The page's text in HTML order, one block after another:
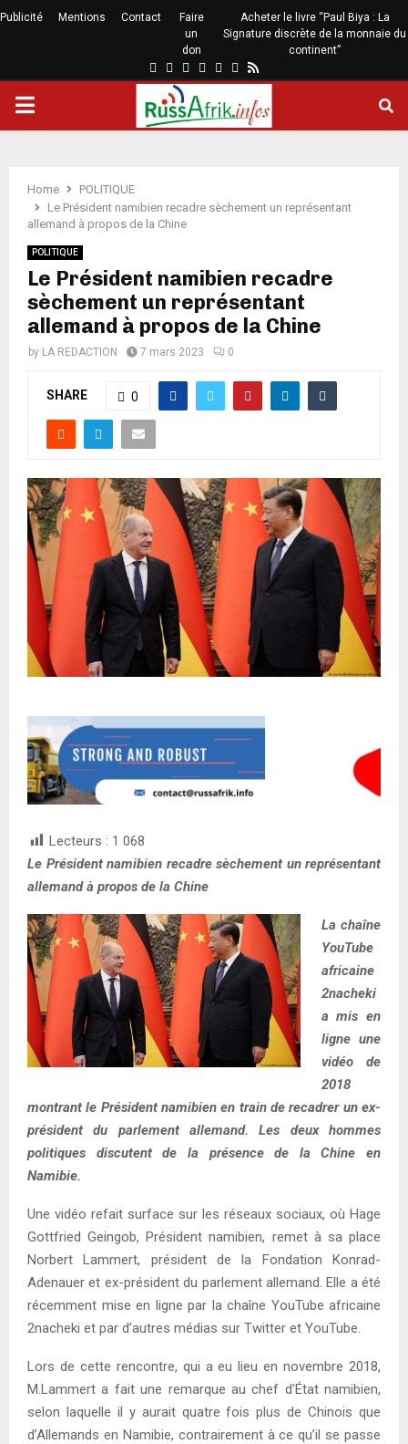
Publicité Mentions Contact
Faire
un
don
Acheter le livre “Paul Biya : La
Signature discrète de la monnaie du
continent”
Home
POLITIQUE
Le Président namibien recadre sèchement un représentant
allemand à propos de la Chine
POLITIQUE
Le Président namibien recadre
sèchement un représentant
allemand à propos de la Chine
by LA REDACTION 7 mars 2023 0
SHARE 0
Lecteurs : 1 068
Le Président namibien recadre sèchement un représentant
allemand à propos de la Chine
La chaîne
YouTube
africaine
2nacheki
a mis en
ligne une
vidéo de
2018
montrant le Président namibien en train de recadrer un ex-
président du parlement allemand. Les deux hommes
politiques discutent de la présence de la Chine en
Namibie.
Une vidéo refait surface sur les réseaux sociaux, où Hage
Gottfried Geingob, Président namibien, remet à sa place
Norbert Lammert, président de la Fondation Konrad-
Adenauer et ex-président du parlement allemand. Elle a été
récemment mise en ligne par la chaîne YouTube africaine
2nacheki et par d’autres médias sur Twitter et YouTube.
Lors de cette rencontre, qui a eu lieu en novembre 2018,
M.Lammert a fait une remarque au chef d’État namibien,
selon laquelle il y aurait quatre fois plus de Chinois que
d’Allemands en Namibie, contrairement à ce qu’il se passe